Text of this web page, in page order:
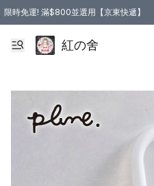
限時免運! 滿$800並選用【京東快遞】
紅の舍